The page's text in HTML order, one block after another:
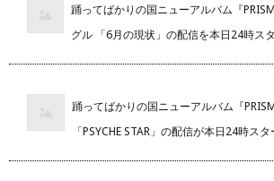
踊ってばかりの国ニューアルバム『
グル 「6月の現状」の配信を本日24時ス
踊ってばかりの国ニューアルバム『
「PSYCHE STAR」の配信が本日24時ス